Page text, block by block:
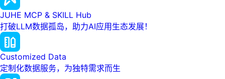
JUHE MCP & SKILL Hub
打破LLM数据孤岛，助力AI应用生态发展！
Customized Data
定制化数据服务，为独特需求而生